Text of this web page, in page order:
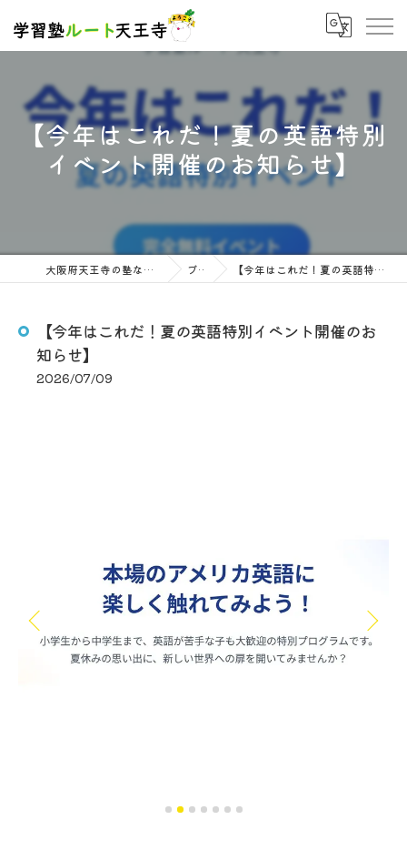
【今年はこれだ！夏の英語特別
イベント開催のお知らせ】
大阪府天王寺の塾なら学習塾ルート天王寺 ブログ 【今年はこれだ！夏の英語特別イベント開催のお知らせ】
【今年はこれだ！夏の英語特別イベント開催のお
知らせ】
2026/07/09